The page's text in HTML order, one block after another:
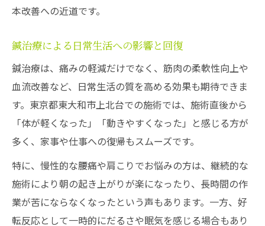
本改善への近道です。
鍼治療による日常生活への影響と回復
鍼治療は、痛みの軽減だけでなく、筋肉の柔軟性向上や
血流改善など、日常生活の質を高める効果も期待できま
す。東京都東大和市上北台での施術では、施術直後から
「体が軽くなった」「動きやすくなった」と感じる方が
多く、家事や仕事への復帰もスムーズです。
特に、慢性的な腰痛や肩こりでお悩みの方は、継続的な
施術により朝の起き上がりが楽になったり、長時間の作
業が苦にならなくなったという声もあります。一方、好
転反応として一時的にだるさや眠気を感じる場合もあり